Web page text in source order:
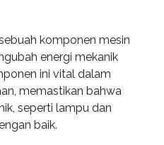
komponen mesin
energi mekanik
ini vital dalam
memastikan bahwa
seperti lampu dan
baik.